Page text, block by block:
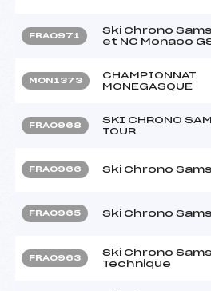
FRA0971
Ski Chrono
et NC Monaco
MON1373
CHAMPIONNAT
MONEGASQUE
FRA0968
SKI CHRONO
TOUR
FRA0966 Ski Chrono
FRA0965 Ski Chrono
FRA0963
Ski Chrono
Technique